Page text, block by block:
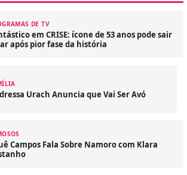
DE TV
em CRISE: ícone de 53 anos pode sair
após pior fase da história
Urach Anuncia que Vai Ser Avó
Campos Fala Sobre Namoro com Klara